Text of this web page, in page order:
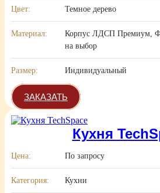
Цвет: Темное дерево
Материал:
Корпус ЛДСП Премиум,
на выбор
Размер: Индивидуальный
ЗАКАЗАТЬ
Кухня
Цена: По запросу
Категория: Кухни